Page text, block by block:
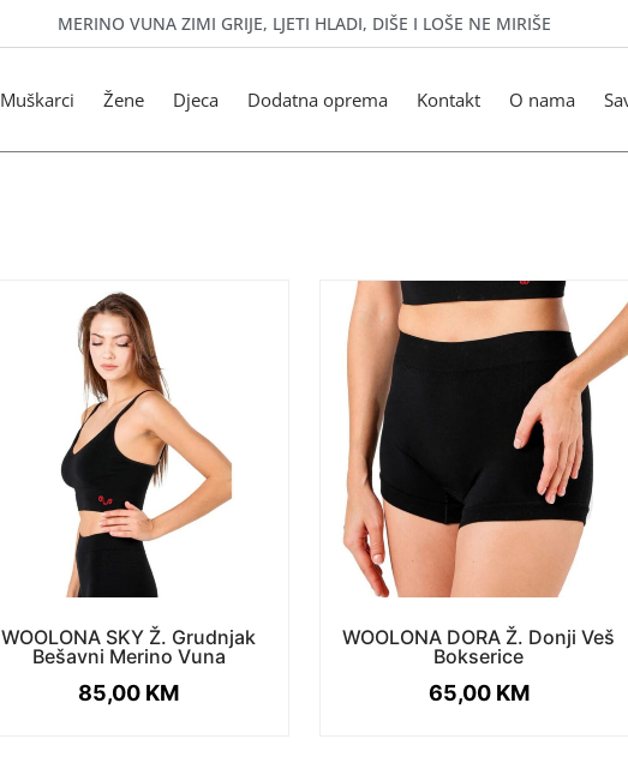
MERINO VUNA ZIMI GRIJE, LJETI HLADI, DIŠE I LOŠE NE MIRIŠE
Muškarci Žene Djeca Dodatna oprema Kontakt O nama
WOOLONA SKY Ž. Grudnjak
Bešavni Merino Vuna
85,00 KM
WOOLONA DORA Ž. Donji Veš
Bokserice
65,00 KM